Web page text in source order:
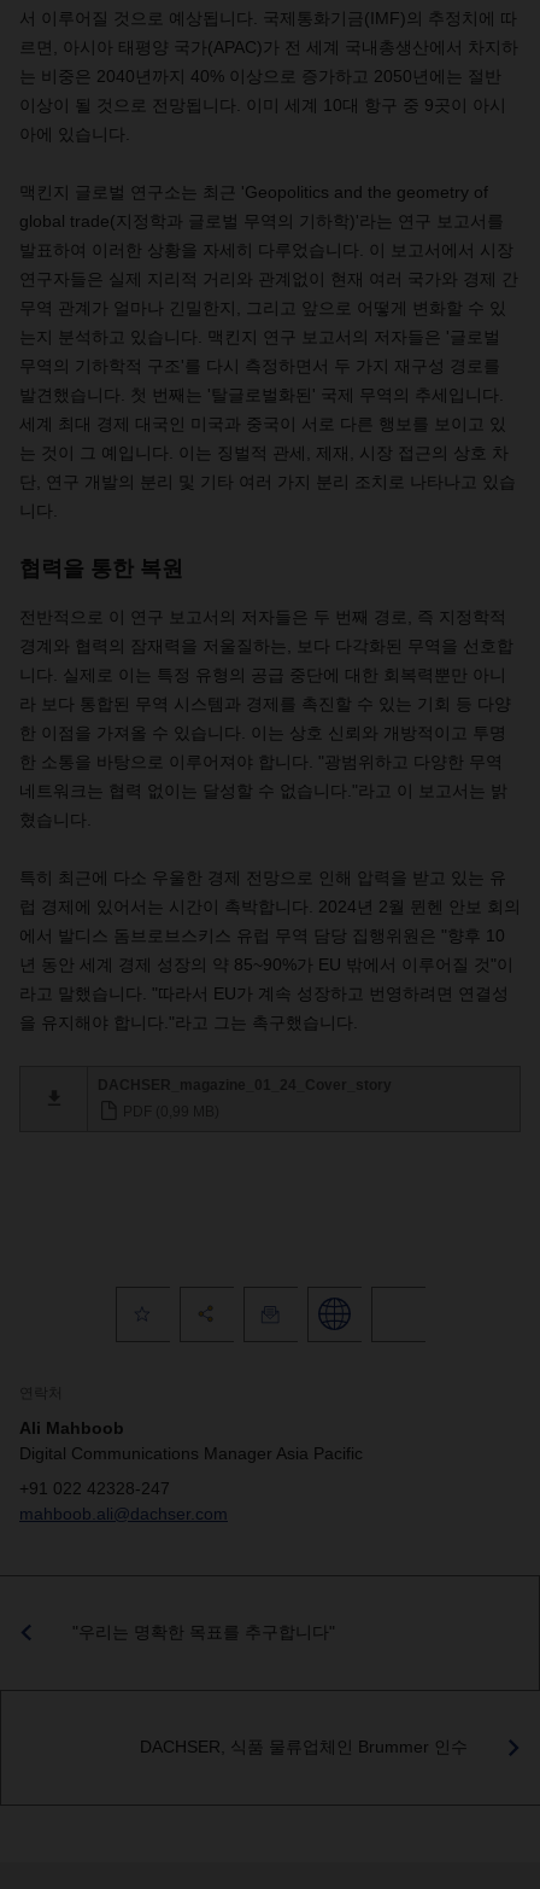
서 이루어질 것으로 예상됩니다. 국제통화기금(IMF)의 추정치에 따
르면, 아시아 태평양 국가(APAC)가 전 세계 국내총생산에서 차지하
는 비중은 2040년까지 40% 이상으로 증가하고 2050년에는 절반
이상이 될 것으로 전망됩니다. 이미 세계 10대 항구 중 9곳이 아시
아에 있습니다.
맥킨지 글로벌 연구소는 최근 'Geopolitics and the geometry of
global trade(지정학과 글로벌 무역의 기하학)'라는 연구 보고서를
발표하여 이러한 상황을 자세히 다루었습니다. 이 보고서에서 시장
연구자들은 실제 지리적 거리와 관계없이 현재 여러 국가와 경제 간
무역 관계가 얼마나 긴밀한지, 그리고 앞으로 어떻게 변화할 수 있
는지 분석하고 있습니다. 맥킨지 연구 보고서의 저자들은 '글로벌
무역의 기하학적 구조'를 다시 측정하면서 두 가지 재구성 경로를
발견했습니다. 첫 번째는 '탈글로벌화된' 국제 무역의 추세입니다.
세계 최대 경제 대국인 미국과 중국이 서로 다른 행보를 보이고 있
는 것이 그 예입니다. 이는 징벌적 관세, 제재, 시장 접근의 상호 차
단, 연구 개발의 분리 및 기타 여러 가지 분리 조치로 나타나고 있습
니다.
협력을 통한 복원
전반적으로 이 연구 보고서의 저자들은 두 번째 경로, 즉 지정학적
경계와 협력의 잠재력을 저울질하는, 보다 다각화된 무역을 선호합
니다. 실제로 이는 특정 유형의 공급 중단에 대한 회복력뿐만 아니
라 보다 통합된 무역 시스템과 경제를 촉진할 수 있는 기회 등 다양
한 이점을 가져올 수 있습니다. 이는 상호 신뢰와 개방적이고 투명
한 소통을 바탕으로 이루어져야 합니다. "광범위하고 다양한 무역
네트워크는 협력 없이는 달성할 수 없습니다."라고 이 보고서는 밝
혔습니다.
특히 최근에 다소 우울한 경제 전망으로 인해 압력을 받고 있는 유
럽 경제에 있어서는 시간이 촉박합니다. 2024년 2월 뮌헨 안보 회의
에서 발디스 돔브로브스키스 유럽 무역 담당 집행위원은 "향후 10
년 동안 세계 경제 성장의 약 85~90%가 EU 밖에서 이루어질 것"이
라고 말했습니다. "따라서 EU가 계속 성장하고 번영하려면 연결성
을 유지해야 합니다."라고 그는 촉구했습니다.
Ali Mahboob
Digital Communications Manager Asia Pacific
+91 022 42328-247
mahboob.ali@dachser.com
"우리는 명확한 목표를 추구합니다"
DACHSER, 식품 물류업체인 Brummer 인수